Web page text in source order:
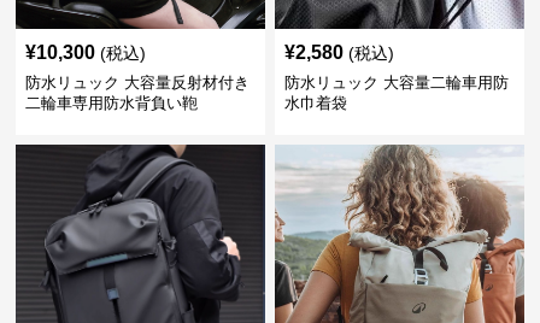
¥10,300 (税込)
防水リュック 大容量反射材付き
二輪車専用防水背負い鞄
¥2,580 (税込)
防水リュック 大容量二輪車用防
水巾着袋